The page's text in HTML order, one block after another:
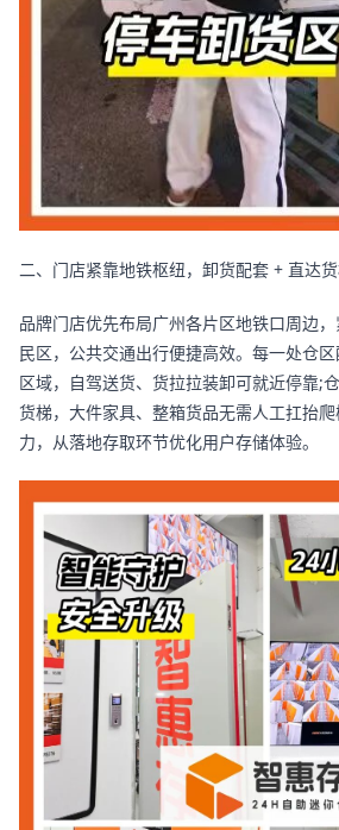
二、门店紧靠地铁枢纽，卸货配套 + 直达
品牌门店优先布局广州各片区地铁口周边
民区，公共交通出行便捷高效。每一处仓
区域，自驾送货、货拉拉装卸可就近停靠;
货梯，大件家具、整箱货品无需人工扛抬
力，从落地存取环节优化用户存储体验。